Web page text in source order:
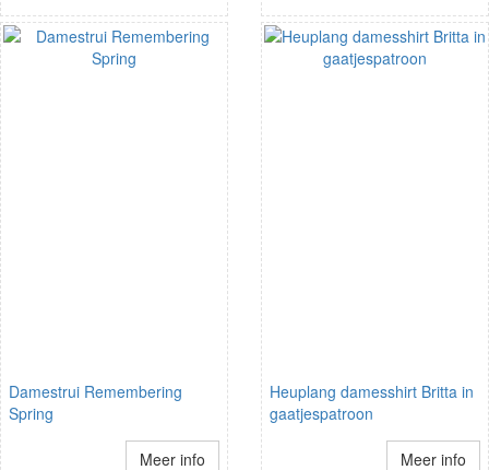
Damestrui Remembering
Spring
Meer info
Heuplang damesshirt Britta in
gaatjespatroon
Meer info